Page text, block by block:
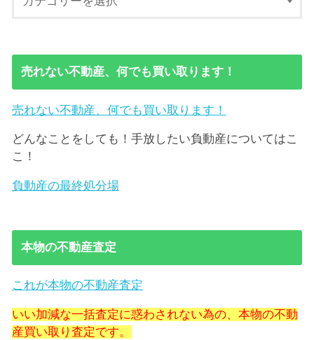
売れない不動産、何でも買い取ります！
売れない不動産、何でも買い取ります！
どんなことをしても！手放したい負動産についてはこ
こ！
負動産の最終処分場
本物の不動産査定
これが本物の不動産査定
いい加減な一括査定に惑わされない為の、本物の不動
産買い取り査定です。